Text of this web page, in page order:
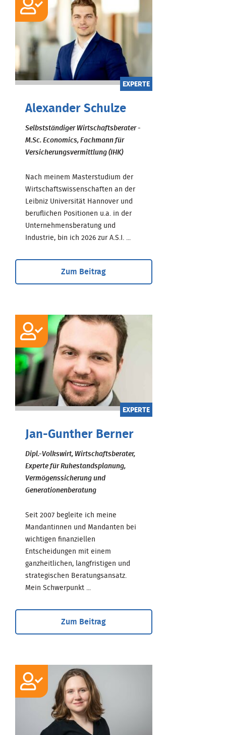
EXPERTE
Alexander Schulze
Selbstständiger Wirtschaftsberater -
M.Sc. Economics, Fachmann für
Versicherungsvermittlung (IHK)
Nach meinem Masterstudium der
Wirtschaftswissenschaften an der
Leibniz Universität Hannover und
beruflichen Positionen u.a. in der
Unternehmensberatung und
Industrie, bin ich 2026 zur A.S.I. ...
Zum Beitrag
EXPERTE
Jan-Gunther Berner
Dipl.-Volkswirt, Wirtschaftsberater,
Experte für Ruhestandsplanung,
Vermögenssicherung und
Generationenberatung
Seit 2007 begleite ich meine
Mandantinnen und Mandanten bei
wichtigen finanziellen
Entscheidungen mit einem
ganzheitlichen, langfristigen und
strategischen Beratungsansatz.
Mein Schwerpunkt ...
Zum Beitrag